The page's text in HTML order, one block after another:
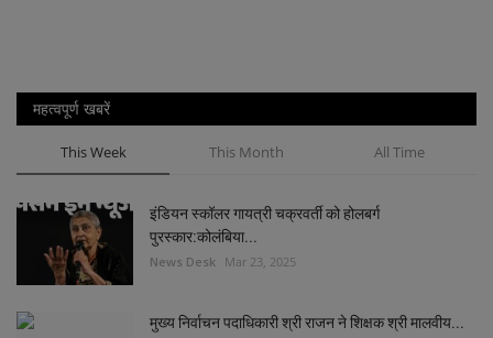
महत्वपूर्ण खबरें
This Week This Month All Time
इंडियन स्कॉलर गायत्री चक्रवर्ती को होलबर्ग
पुरस्कार:कोलंबिया...
News Desk Mar 23, 2025
मुख्य निर्वाचन पदाधिकारी श्री राजन ने शिक्षक श्री मालवीय...